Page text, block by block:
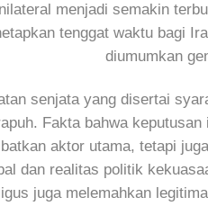
menjadi semakin
tenggat waktu bagi
diumumkan
senjata yang disertai
Fakta bahwa
aktor utama, tetapi
dan realitas politik
juga melemahkan